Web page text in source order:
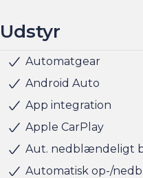
196, 2600 Glostrup
Rækkevidde: (WLTP):583
Hjemmeladning 0-100% :
Hurtigladning: 150 kw (10-
Udstyr
Automatgear
Android Auto
App integration
Apple CarPlay
Aut. nedblændeligt
Automatisk op-/
El-håndbremse
El-justerbar
Elruder for/bag
El-spejle med varme
Fartpilot adaptiv
Fjernbetjent
Head-up display
Håndfri telefon
Infocenter
Klimaanlæg 2-zoner
Kørecomputer
Multifunktionsrat
Musikstreaming via
Navigation
Nøglefri døre
Nøglefri start
Parkeringssensor bag
Parkeringssensor for
Regnsensor
Sædekøling
Sædevarme for
Sædevarme for/bag
Trådløs
Udvendig
USB stik
USB-C tilslutning
Varmepumpe
19" Alufælge
Frunk
Fuld LED forlygter
Hvide blinklys
LED baglygter
LED forlygter
LED kørelys
Tonede ruder
Armlæn bag
Armlæn
Højdejusterbart
Kopholder
Læderrat
Rat m. varme
6 Airbags
Blindvinkelassistent
ESP
Selestrammer
Skiltegenkendelse
Startspærre
Træthedsregistrering
Vejbaneassistent